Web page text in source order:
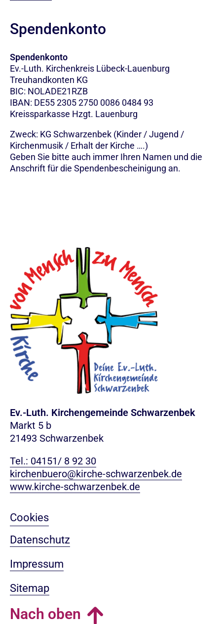
Spendenkonto
Spendenkonto
Ev.-Luth. Kirchenkreis Lübeck-Lauenburg
Treuhandkonten KG
BIC: NOLADE21RZB
IBAN: DE55 2305 2750 0086 0484 93
Kreissparkasse Hzgt. Lauenburg
Zweck: KG Schwarzenbek (Kinder / Jugend /
Kirchenmusik / Erhalt der Kirche ….)
Geben Sie bitte auch immer Ihren Namen und die
Anschrift für die Spendenbescheinigung an.
Ev.-Luth. Kirchengemeinde Schwarzenbek
Markt 5 b
21493 Schwarzenbek
Tel.: 04151/ 8 92 30
kirchenbuero@kirche-schwarzenbek.de
www.kirche-schwarzenbek.de
Cookies
Datenschutz
Impressum
Sitemap
Nach oben